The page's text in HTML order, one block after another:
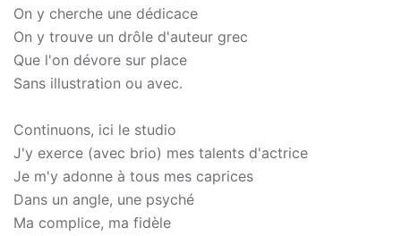
On y cherche une dédicace
On y trouve un drôle d'auteur grec
Que l'on dévore sur place
Sans illustration ou avec.
Continuons, ici le studio
J'y exerce (avec brio) mes talents d'actrice
Je m'y adonne à tous mes caprices
Dans un angle, une psyché
Ma complice, ma fidèle